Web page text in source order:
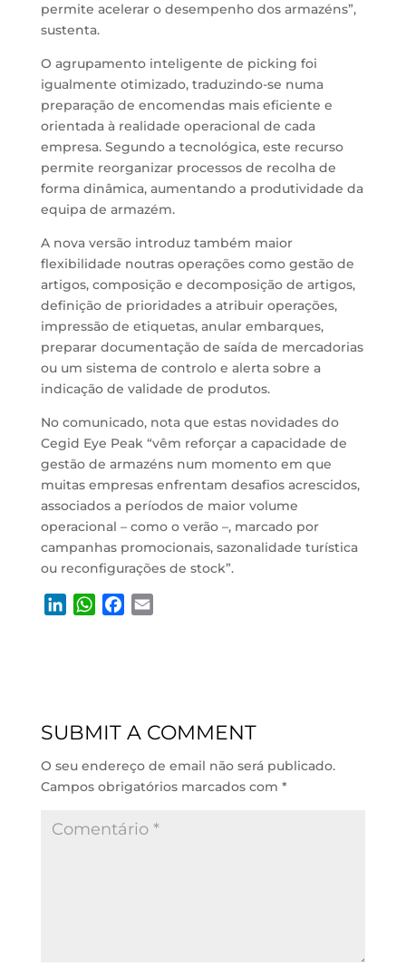
permite acelerar o desempenho dos armazéns”,
sustenta.
O agrupamento inteligente de picking foi
igualmente otimizado, traduzindo-se numa
preparação de encomendas mais eficiente e
orientada à realidade operacional de cada
empresa. Segundo a tecnológica, este recurso
permite reorganizar processos de recolha de
forma dinâmica, aumentando a produtividade da
equipa de armazém.
A nova versão introduz também maior
flexibilidade noutras operações como gestão de
artigos, composição e decomposição de artigos,
definição de prioridades a atribuir operações,
impressão de etiquetas, anular embarques,
preparar documentação de saída de mercadorias
ou um sistema de controlo e alerta sobre a
indicação de validade de produtos.
No comunicado, nota que estas novidades do
Cegid Eye Peak “vêm reforçar a capacidade de
gestão de armazéns num momento em que
muitas empresas enfrentam desafios acrescidos,
associados a períodos de maior volume
operacional – como o verão –, marcado por
campanhas promocionais, sazonalidade turística
ou reconfigurações de stock”.
I
W
p
o
SUBMIT A COMMENT
O seu endereço de email não será publicado.
Campos obrigatórios marcados com *